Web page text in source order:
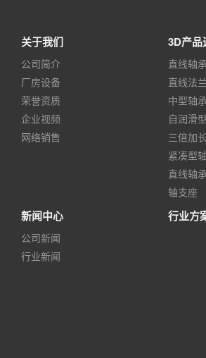
关于我们
公司简介
厂房设备
荣誉资质
企业视频
网络销售
3D产品
直线轴
直线法
中型轴
自润滑
三倍加
紧凑型
直线轴
轴支座
新闻中心
公司新闻
行业新闻
行业方